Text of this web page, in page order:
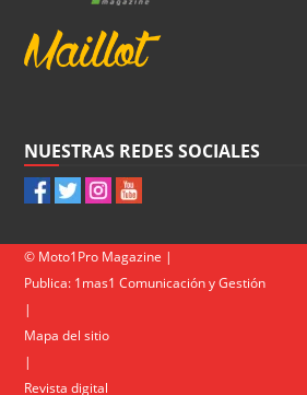
NUESTRAS REDES SOCIALES
© Moto1Pro Magazine |
Publica: 1mas1 Comunicación y Gestión
|
Mapa del sitio
|
Revista digital